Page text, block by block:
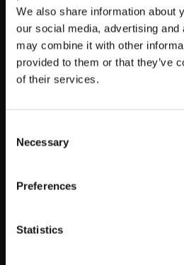
We also share information about
our social media, advertising
may combine it with other
provided to them or that they’ve
of their services.
Selection
Necessary
Preferences
Statistics
Jagiellonii Białystok zrobią
własnym terenie zgarnął trzy
przeciwnikiem, jakim jest bez
drugiej strony, wypoczęta
wykorzystać moment w którym to
mogą być nieco podmęczeni i
Zobacz
←Poprzedni artykuł
SZUKAJ